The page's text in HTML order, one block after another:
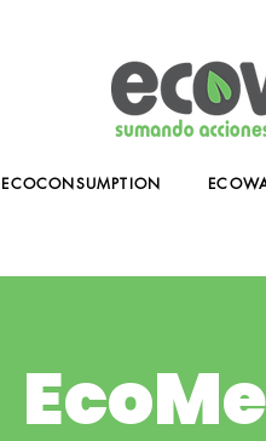
ECOCONSUMPTION